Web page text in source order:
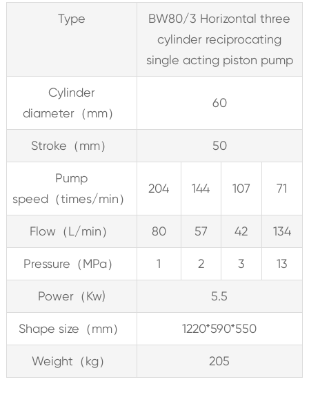
Type
BW80/3 Horizontal three
cylinder reciprocating
single acting piston pump
Cylinder
diameter（mm）
60
Stroke（mm） 50
Pump
speed（times/min）
204 144 107 71
Flow（L/min） 80 57 42 134
Pressure（MPa） 1 2 3 13
Power（Kw) 5.5
Shape size（mm） 1220*590*550
Weight（kg） 205